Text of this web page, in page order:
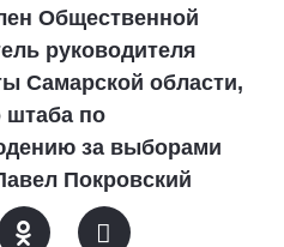
Общественной
руководителя
Самарской области,
штаба по
за выборами
Покровский